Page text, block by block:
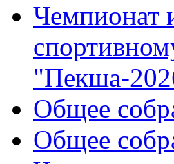
Чемпионат
"Пекша-
Общее
Общее